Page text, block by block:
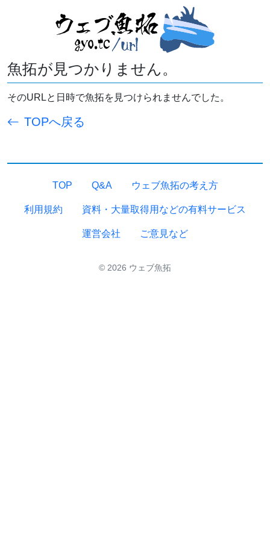
魚拓が見つかりません。
そのURLと日時で魚拓を見つけられませんでした。
TOPへ戻る
TOP Q&A ウェブ魚拓の考え方
利用規約 資料・大量取得用などの有料サービス
運営会社 ご意見など
© 2026 ウェブ魚拓